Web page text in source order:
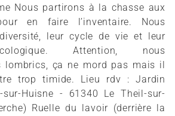
Nous partirons à la chasse aux
en faire l’inventaire. Nous
leur cycle de vie et leur
Attention, nous
lombrics, ça ne mord pas mais il
trop timide. Lieu rdv : Jardin
Huisne - 61340 Le Theil-sur-
Ruelle du lavoir (derrière la